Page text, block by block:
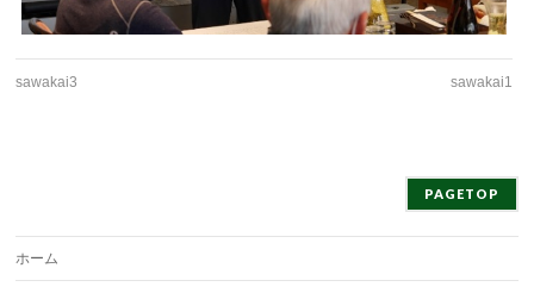
sawakai3 sawakai1
PAGETOP
ホーム